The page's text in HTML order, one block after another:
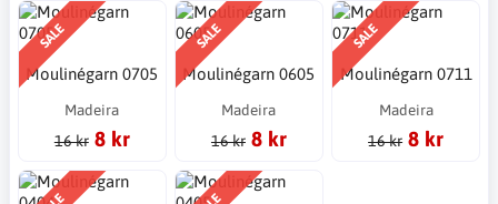
SALE
Moulinégarn 0705
Madeira
16 kr 8 kr
SALE
Moulinégarn 0605
Madeira
16 kr 8 kr
SALE
Moulinégarn 0711
Madeira
16 kr 8 kr